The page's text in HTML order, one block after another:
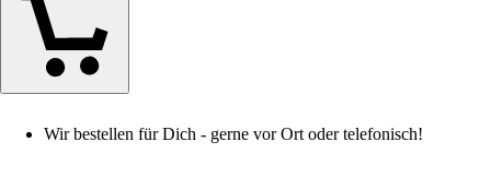
Wir bestellen für Dich - gerne vor Ort oder telefonisch!